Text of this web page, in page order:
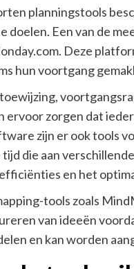
planningstools
doelen. Een van de
Deze
hun voortgang
zorgen dat
zijn er ook tools
tijd die aan
en het
tools zoals
van ideeën
en kan worden